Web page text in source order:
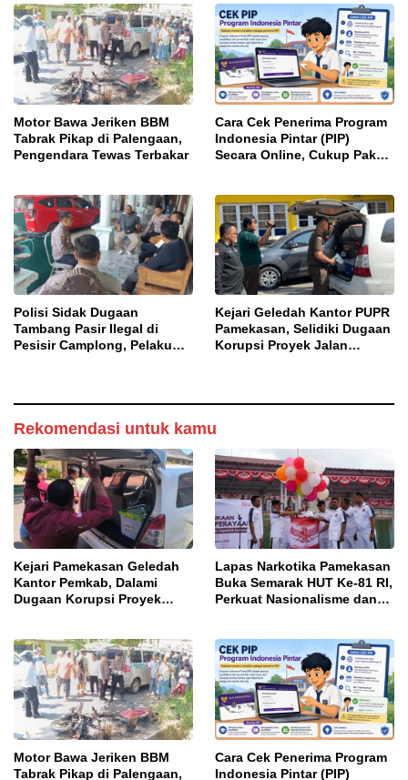
Motor Bawa Jeriken BBM
Tabrak Pikap di Palengaan,
Pengendara Tewas Terbakar
Cara Cek Penerima Program
Indonesia Pintar (PIP)
Secara Online, Cukup Pakai
Polisi Sidak Dugaan
Tambang Pasir Ilegal di
Pesisir Camplong, Pelaku
Kejari Geledah Kantor PUPR
Pamekasan, Selidiki Dugaan
Korupsi Proyek Jalan
Rekomendasi untuk kamu
Kejari Pamekasan Geledah
Kantor Pemkab, Dalami
Dugaan Korupsi Proyek
Lapas Narkotika Pamekasan
Buka Semarak HUT Ke-81 RI,
Perkuat Nasionalisme dan
Motor Bawa Jeriken BBM
Tabrak Pikap di Palengaan,
Cara Cek Penerima Program
Indonesia Pintar (PIP)